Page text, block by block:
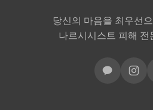
당신의 마음을 최우선
나르시시스트 피해 전